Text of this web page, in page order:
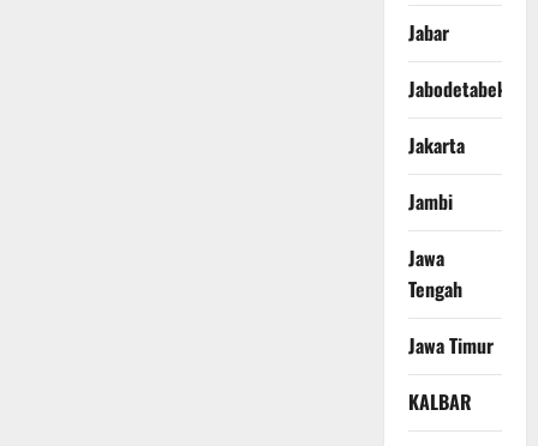
Jabar
Jabodetabek
Jakarta
Jambi
Jawa
Tengah
Jawa Timur
KALBAR